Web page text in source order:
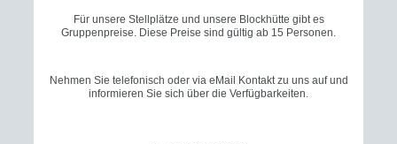
Für unsere Stellplätze und unsere Blockhütte gibt es
Gruppenpreise. Diese Preise sind gültig ab 15 Personen.
Nehmen Sie telefonisch oder via eMail Kontakt zu uns auf und
informieren Sie sich über die Verfügbarkeiten.